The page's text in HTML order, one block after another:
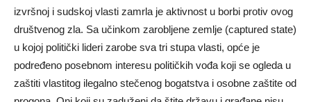
izvršnoj i sudskoj vlasti zamrla je aktivnost u borbi protiv ovog
društvenog zla. Sa učinkom zarobljene zemlje (captured state)
u kojoj politički lideri zarobe sva tri stupa vlasti, opće je
podređeno posebnom interesu političkih vođa koji se ogleda u
zaštiti vlastitog ilegalno stečenog bogatstva i osobne zaštite od